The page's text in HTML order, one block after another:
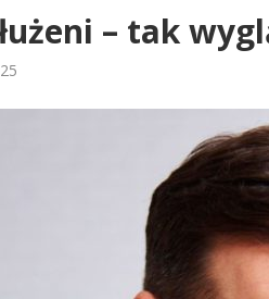
– tak